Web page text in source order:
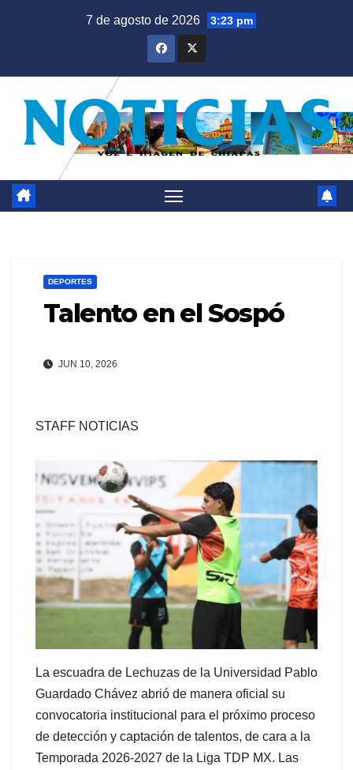
7 de agosto de 2026 3:23 pm
DEPORTES
Talento en el Sospó
JUN 10, 2026
STAFF NOTICIAS
La escuadra de Lechuzas de la Universidad Pablo
Guardado Chávez abrió de manera oficial su
convocatoria institucional para el próximo proceso
de detección y captación de talentos, de cara a la
Temporada 2026-2027 de la Liga TDP MX. Las